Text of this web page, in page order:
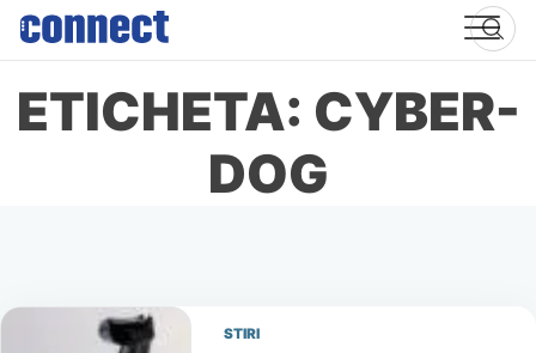
Skip
content
ETICHETA: CYBER-
DOG
STIRI